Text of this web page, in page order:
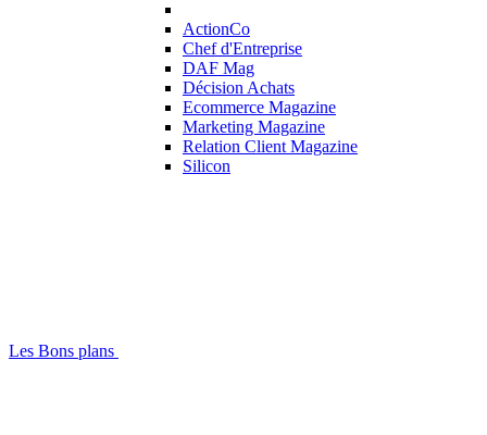
ActionCo
Chef d'Entreprise
DAF Mag
Décision Achats
Ecommerce Magazine
Marketing Magazine
Relation Client Magazine
Silicon
Les Bons plans